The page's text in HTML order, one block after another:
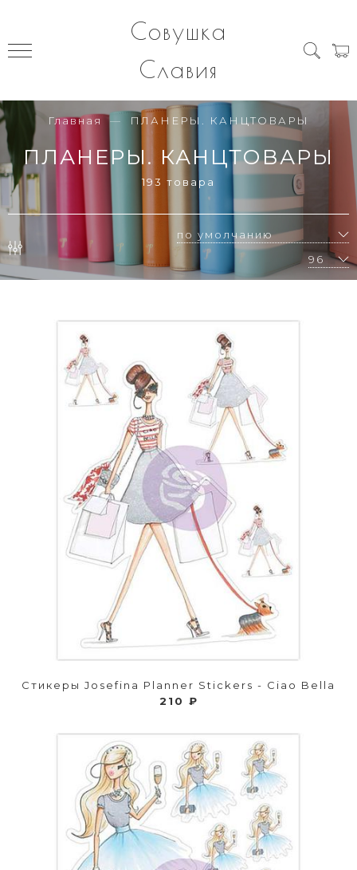
Совушка
Славия
Главная ПЛАНЕРЫ. КАНЦТОВАРЫ
ПЛАНЕРЫ. КАНЦТОВАРЫ
193 товара
Стикеры Josefina Planner Stickers - Ciao Bella
210 ₽